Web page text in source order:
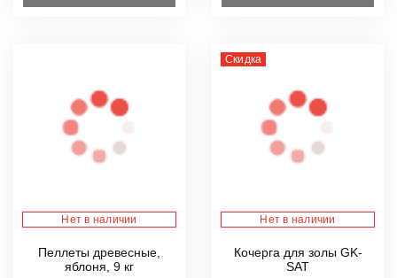
Нет в наличии
Пеллеты древесные,
яблоня, 9 кг
Скидка
Нет в наличии
Кочерга для золы GK-
SAT